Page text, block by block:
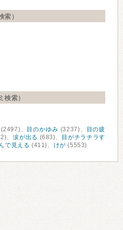
索）
検索）
(2497)、 目のかゆみ (3237)、
目の疲
、涙が出る (683)、
目がチラチラす
で見える (411)、 けが (5553)